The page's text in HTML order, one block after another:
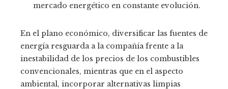
mercado energético en constante evolución.
En el plano económico, diversificar las fuentes de
energía resguarda a la compañía frente a la
inestabilidad de los precios de los combustibles
convencionales, mientras que en el aspecto
ambiental, incorporar alternativas limpias